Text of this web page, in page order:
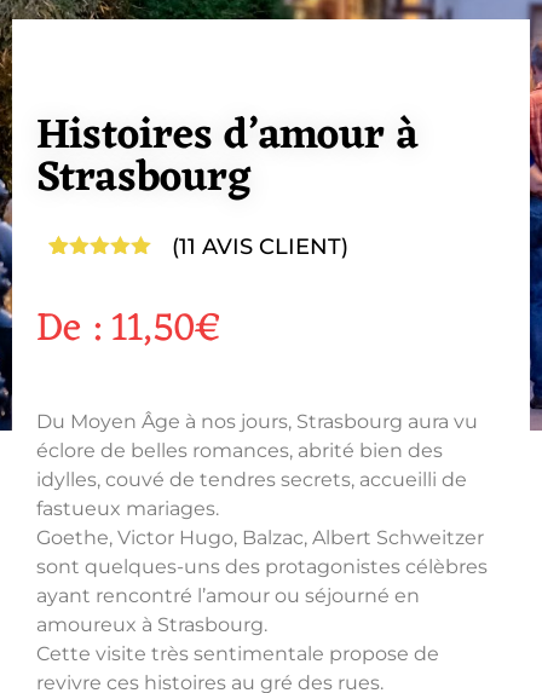
Histoires d’amour à
Strasbourg
basé sur
notations
(11 AVIS CLIENT)
De :11,50€
Du Moyen Âge à nos jours, Strasbourg aura vu
éclore de belles romances, abrité bien des
idylles, couvé de tendres secrets, accueilli de
fastueux mariages.
Goethe, Victor Hugo, Balzac, Albert Schweitzer
sont quelques-uns des protagonistes célèbres
ayant rencontré l’amour ou séjourné en
amoureux à Strasbourg.
Cette visite très sentimentale propose de
revivre ces histoires au gré des rues.